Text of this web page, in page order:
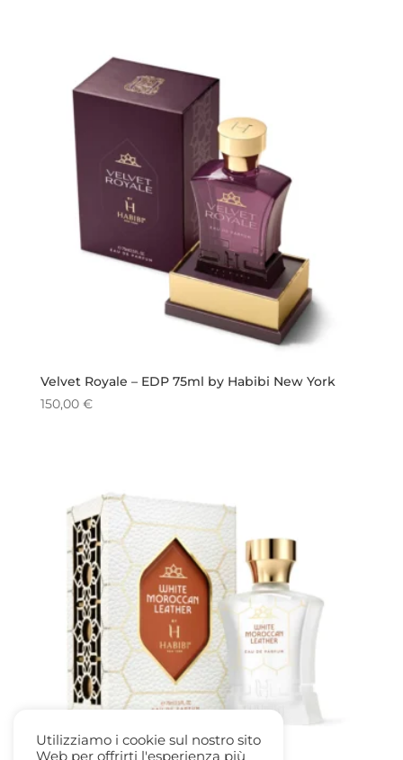
Velvet Royale – EDP 75ml by Habibi New York
150,00 €
Utilizziamo i cookie sul nostro sito
Web per offrirti l'esperienza più